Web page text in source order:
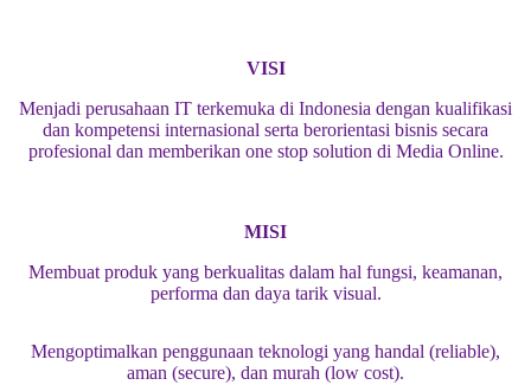
VISI
Menjadi perusahaan IT terkemuka di Indonesia dengan kualifikasi
dan kompetensi internasional serta berorientasi bisnis secara
profesional dan memberikan one stop solution di Media Online.
MISI
Membuat produk yang berkualitas dalam hal fungsi, keamanan,
performa dan daya tarik visual.
Mengoptimalkan penggunaan teknologi yang handal (reliable),
aman (secure), dan murah (low cost).